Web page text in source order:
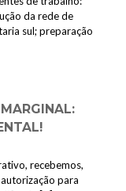
da rede de
sul; preparação
recebemos,
para